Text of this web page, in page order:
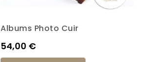
Albums Photo Cuir
Prix
54,00 €